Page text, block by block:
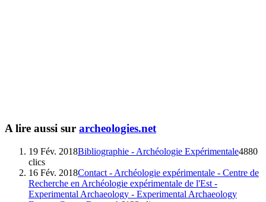
A lire aussi sur archeologies.net
19 Fév. 2018Bibliographie - Archéologie Expérimentale4880
clics
16 Fév. 2018Contact - Archéologie expérimentale - Centre de
Recherche en Archéologie expérimentale de l'Est -
Experimental Archaeology - Experimental Archaeology